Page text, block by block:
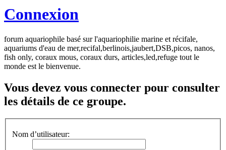
Connexion
forum aquariophile basé sur l'aquariophilie marine et récifale,
aquariums d'eau de mer,recifal,berlinois,jaubert,DSB,picos, nanos,
fish only, coraux mous, coraux durs, articles,led,refuge tout le
monde est le bienvenue.
Vous devez vous connecter pour consulter
les détails de ce groupe.
Nom d’utilisateur: